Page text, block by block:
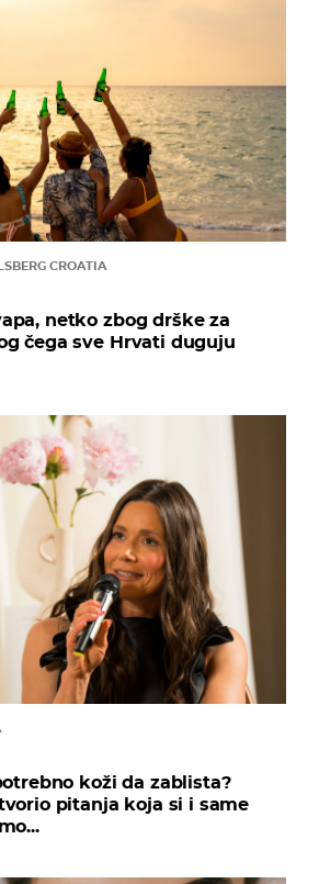
CROATIA
netko zbog drške za
čega sve Hrvati duguju
koži da zablista?
pitanja koja si i same